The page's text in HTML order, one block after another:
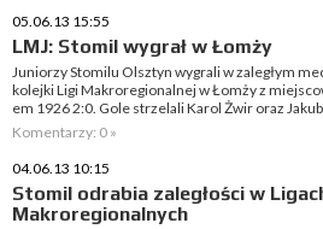
05.06.13 15:55
LMJ: Stomil wygrał w Łomży
Juniorzy Stomilu Olsztyn wygrali w zaległym
kolejki Ligi Makroregionalnej w Łomży z
em 1926 2:0. Gole strzelali Karol Żwir oraz
Komentarzy: 0 »
04.06.13 10:15
Stomil odrabia zaległości w
Makroregionalnych